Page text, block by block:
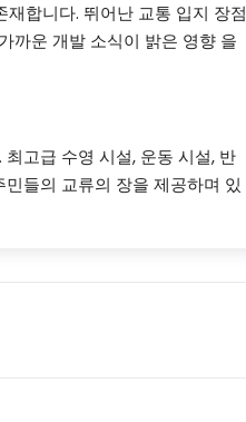
합니다. 뛰어난 교통 입지 장점
까운 개발 소식이 밝은 영향 을
고급 수영 시설, 운동 시설, 반
들의 교류의 장을 제공하며 있